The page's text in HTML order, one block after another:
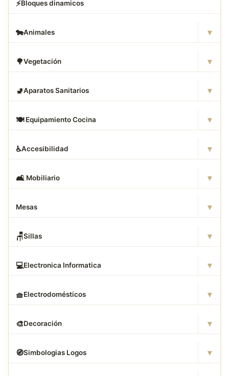
⚡Bloques dinamicos
🐄Animales ▾
🌳Vegetación ▾
🚽Aparatos Sanitarios ▾
🍽️ Equipamiento Cocina ▾
♿Accesibilidad ▾
🛋 ️ Mobiliario ▾
Mesas ▾
🪑Sillas ▾
💻Electronica Informatica ▾
🧺Electrodomésticos ▾
🎨Decoración ▾
🧭Simbologias Logos ▾